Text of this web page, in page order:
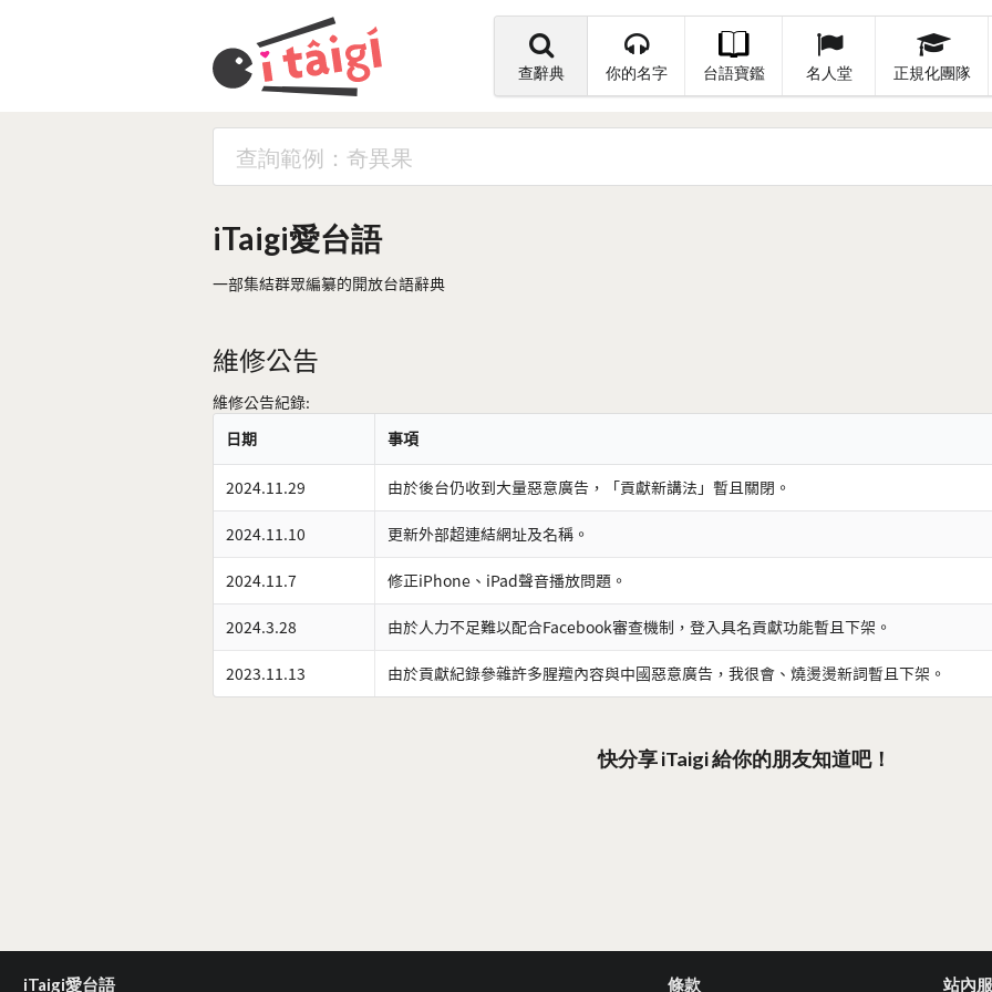
查辭典 你的名字 台語寶鑑 名人堂 正規化團隊
iTaigi愛台語
一部集結群眾編纂的開放台語辭典
維修公告
維修公告紀錄:
日期
事項
2024.11.29 由於後台仍收到大量惡意廣告，「貢獻新講法」暫且關閉。
2024.11.10 更新外部超連結網址及名稱。
2024.11.7 修正iPhone、iPad聲音播放問題。
2024.3.28 由於人力不足難以配合Facebook審查機制，登入具名貢獻功能暫且下架。
2023.11.13 由於貢獻紀錄參雜許多腥羶內容與中國惡意廣告，我很會、燒燙燙新詞暫且下架。
快分享 iTaigi 給你的朋友知道吧！
iTaigi愛台語 條款 站內